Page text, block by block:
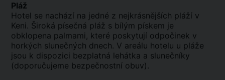
Pláž
Hotel se nachází na jedné z nejkrásnějších pláží v
Keni. Široká písečná pláž s bílým pískem je
obklopena palmami, které poskytují odpočinek v
horkých slunečných dnech. V areálu hotelu u pláže
jsou k dispozici bezplatná lehátka a slunečníky
(doporučujeme bezpečnostní obuv).